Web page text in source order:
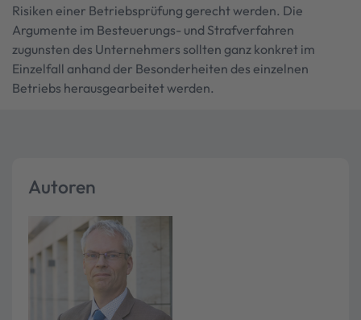
Risiken einer Betriebsprüfung gerecht werden. Die
Argumente im Besteuerungs- und Strafverfahren
zugunsten des Unternehmers sollten ganz konkret im
Einzelfall anhand der Besonderheiten des einzelnen
Betriebs herausgearbeitet werden.
Autoren